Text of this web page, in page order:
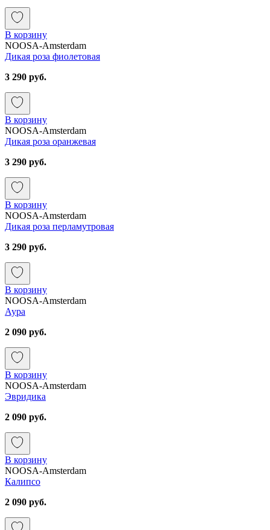
В корзину
NOOSA-Amsterdam
Дикая роза фиолетовая
3 290 руб.
В корзину
NOOSA-Amsterdam
Дикая роза оранжевая
3 290 руб.
В корзину
NOOSA-Amsterdam
Дикая роза перламутровая
3 290 руб.
В корзину
NOOSA-Amsterdam
Аура
2 090 руб.
В корзину
NOOSA-Amsterdam
Эвридика
2 090 руб.
В корзину
NOOSA-Amsterdam
Калипсо
2 090 руб.